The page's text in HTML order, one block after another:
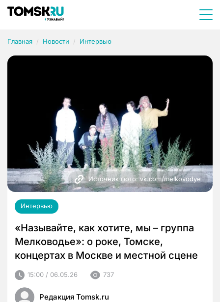
Главная Новости Интервью
Источник фото: vk.com/melkovodye
Интервью
«Называйте, как хотите, мы – группа
Мелководье»: о роке, Томске,
концертах в Москве и местной сцене
15:00 / 06.05.26 737
Редакция Tomsk.ru